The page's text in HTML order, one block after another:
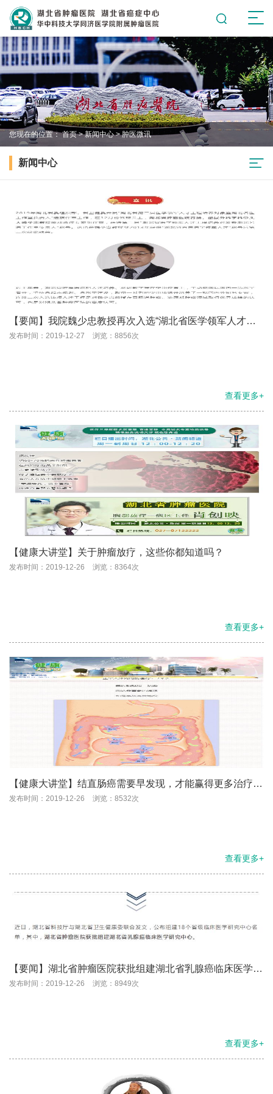
您现在的位置： 首页>新闻中心>肿医微讯
新闻中心
【要闻】我院魏少忠教授再次入选“湖北省医学领军人才暨
湖北名医工作室负责人”
发布时间：2019-12-27 浏览：8856次
查看更多+
【健康大讲堂】关于肿瘤放疗，这些你都知道吗？
发布时间：2019-12-26 浏览：8364次
查看更多+
【健康大讲堂】结直肠癌需要早发现，才能赢得更多治疗时
间，这些征兆你知道吗？
发布时间：2019-12-26 浏览：8532次
查看更多+
【要闻】湖北省肿瘤医院获批组建湖北省乳腺癌临床医学研
究中心
发布时间：2019-12-26 浏览：8949次
查看更多+